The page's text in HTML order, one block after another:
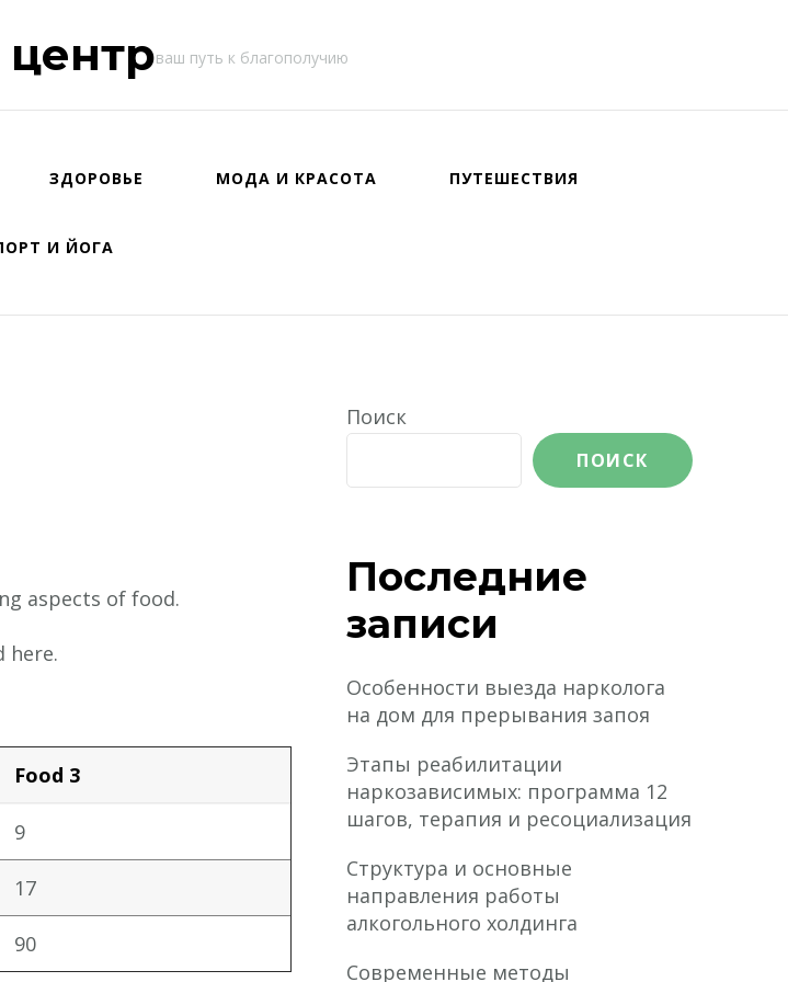
ваш путь к благополучию
ЗДОРОВЬЕ МОДА И КРАСОТА ПУТЕШЕСТВИЯ
И ЙОГА
aspects of food.
here.
Food 3
9
17
90
Поиск
ПОИСК
Последние
записи
Особенности выезда нарколога
на дом для прерывания запоя
Этапы реабилитации
наркозависимых: программа 12
шагов, терапия и ресоциализация
Структура и основные
направления работы
алкогольного холдинга
Современные методы